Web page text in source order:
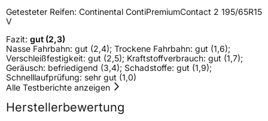
Fahrzeugart PKW & SUV
Weitere Eigenschaften
SchlauchtypTL
Zustand Neureifen
Getesteter Reifen: Continental ContiPremiumContact 2 195/65R15
V
Fazit: gut (2,3)
Nasse Fahrbahn: gut (2,4); Trockene Fahrbahn: gut (1,6);
Verschleißfestigkeit: gut (2,5); Kraftstoffverbrauch: gut (1,7);
Geräusch: befriedigend (3,4); Schadstoffe: gut (1,9);
Schnelllaufprüfung: sehr gut (1,0)
Alle Testberichte anzeigen
Herstellerbewertung